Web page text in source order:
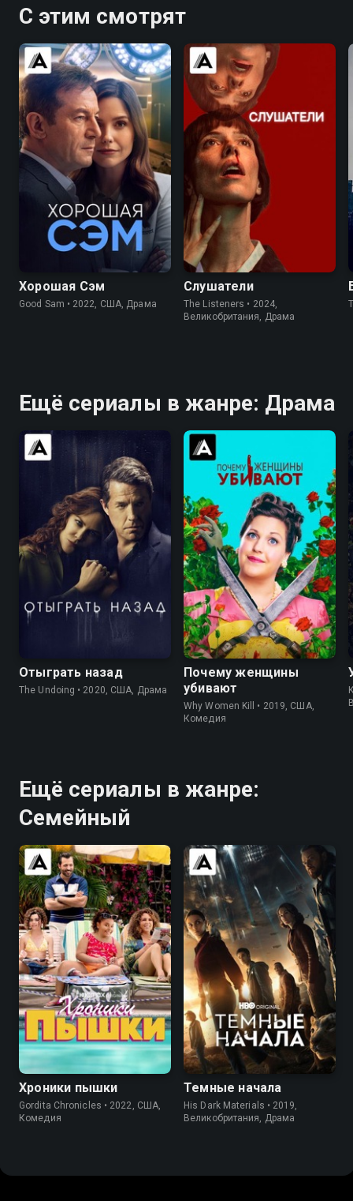
С этим смотрят
6.9 6.0
Хорошая Сэм
Good Sam • 2022, США, Драма
6.3
Слушатели
The Listeners • 2024,
Великобритания, Драма
Ещё сериалы в жанре: Драма
Отыграть назад
The Undoing • 2020, США, Драма
8.3 8.3
Почему женщины
убивают
Why Women Kill • 2019, США,
Комедия
Ещё сериалы в жанре:
Семейный
7.9 7.5
Хроники пышки
Gordita Chronicles • 2022, США,
Комедия
7.8 7.7
Темные начала
His Dark Materials • 2019,
Великобритания, Драма